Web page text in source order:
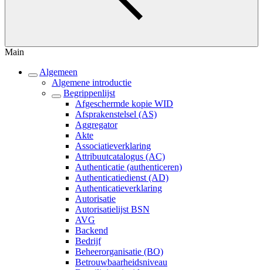
Main
Algemeen
Algemene introductie
Begrippenlijst
Afgeschermde kopie WID
Afsprakenstelsel (AS)
Aggregator
Akte
Associatieverklaring
Attribuutcatalogus (AC)
Authenticatie (authenticeren)
Authenticatiedienst (AD)
Authenticatieverklaring
Autorisatie
Autorisatielijst BSN
AVG
Backend
Bedrijf
Beheerorganisatie (BO)
Betrouwbaarheidsniveau